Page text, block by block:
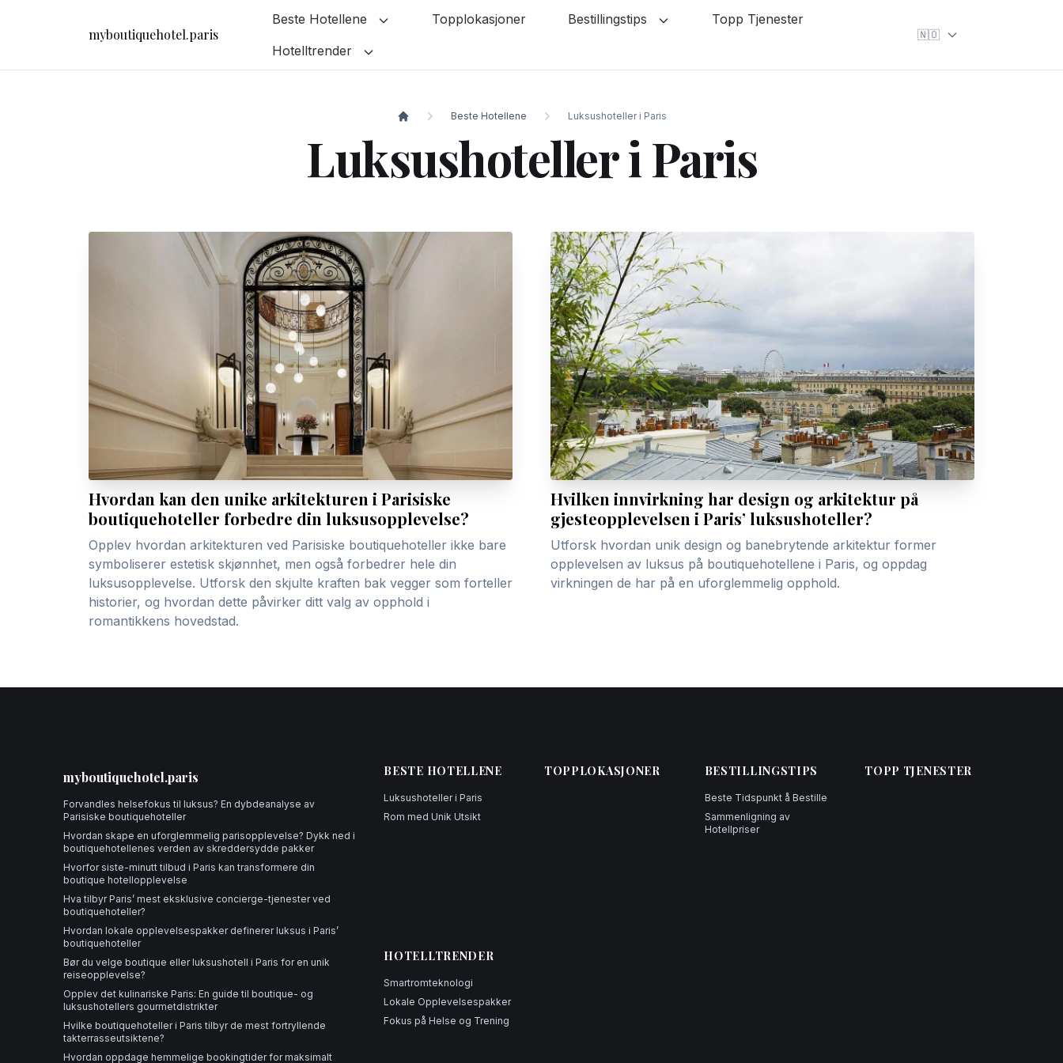
myboutiquehotel.paris
Beste Hotellene Topplokasjoner Bestillingstips
Topp Tjenester
Hotelltrender
🇳🇴
Beste Hotellene Luksushoteller i Paris
Luksushoteller i Paris
Hvordan kan den unike arkitekturen i Parisiske
boutiquehoteller forbedre din luksusopplevelse?
Opplev hvordan arkitekturen ved Parisiske boutiquehoteller ikke bare
symboliserer estetisk skjønnhet, men også forbedrer hele din
luksusopplevelse. Utforsk den skjulte kraften bak vegger som forteller
historier, og hvordan dette påvirker ditt valg av opphold i
romantikkens hovedstad.
Hvilken innvirkning har design og arkitektur på
gjesteopplevelsen i Paris’ luksushoteller?
Utforsk hvordan unik design og banebrytende arkitektur former
opplevelsen av luksus på boutiquehotellene i Paris, og oppdag
virkningen de har på en uforglemmelig opphold.
myboutiquehotel.paris
Forvandles helsefokus til luksus? En dybdeanalyse av
Parisiske boutiquehoteller
Hvordan skape en uforglemmelig parisopplevelse? Dykk ned i
boutiquehotellenes verden av skreddersydde pakker
Hvorfor siste-minutt tilbud i Paris kan transformere din
boutique hotellopplevelse
Hva tilbyr Paris’ mest eksklusive concierge-tjenester ved
boutiquehoteller?
Hvordan lokale opplevelsespakker definerer luksus i Paris’
boutiquehoteller
Bør du velge boutique eller luksushotell i Paris for en unik
reiseopplevelse?
Opplev det kulinariske Paris: En guide til boutique- og
luksushotellers gourmetdistrikter
Hvilke boutiquehoteller i Paris tilbyr de mest fortryllende
takterrasseutsiktene?
Hvordan oppdage hemmelige bookingtider for maksimalt
BESTE HOTELLENE
Luksushoteller i Paris
Rom med Unik Utsikt
TOPPLOKASJONER BESTILLINGSTIPS
Beste Tidspunkt å Bestille
Sammenligning av
Hotellpriser
TOPP TJENESTER
HOTELLTRENDER
Smartromteknologi
Lokale Opplevelsespakker
Fokus på Helse og Trening